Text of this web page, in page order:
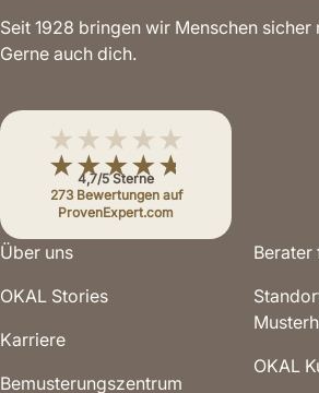
Seit 1928 bringen wir Menschen sicher
Gerne auch dich.
★★★★★
★★★★★
4,7/5 Sterne
273 Bewertungen auf
ProvenExpert.com
Über uns
OKAL Stories
Karriere
Bemusterungs­zentrum
Berater
OKAL